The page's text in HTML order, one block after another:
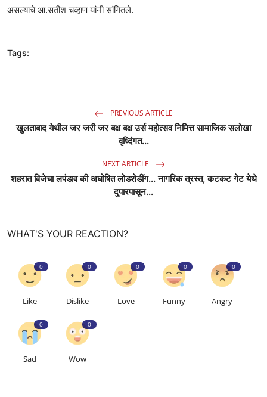
असल्याचे आ.सतीश चव्हाण यांनी सांगितले.
Tags:
PREVIOUS ARTICLE
खुलताबाद येथील जर जरी जर बक्ष बक्ष उर्स महोत्सव निमित्त सामाजिक सलोखा
वृध्दिंगत...
NEXT ARTICLE
शहरात विजेचा लपंडाव की अघोषित लोडशेडींग... नागरिक त्रस्त, कटकट गेट येथे
दुपारपासून...
WHAT'S YOUR REACTION?
0
Like
0
Dislike
0
Love
0
Funny
0
Angry
0
Sad
0
Wow